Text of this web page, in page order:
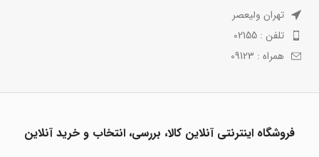
تهران ولیعصر
تلفن : 02155
همراه : 09123
فروشگاه اینترنتی آنلاین کالا، بررسی، انتخاب و خرید آنلاین